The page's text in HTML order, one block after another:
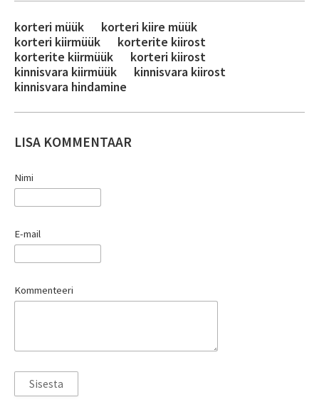
korteri müük
korteri kiire müük
korteri kiirmüük
korterite kiirost
korterite kiirmüük
korteri kiirost
kinnisvara kiirmüük
kinnisvara kiirost
kinnisvara hindamine
LISA KOMMENTAAR
Nimi
E-mail
Kommenteeri